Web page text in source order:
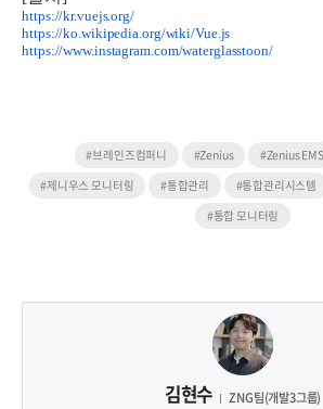
https://kr.vuejs.org/
https://ko.wikipedia.org/wiki/Vue.js
https://www.instagram.com/waterglasstoon/
#브레인즈컴퍼니 #Zenius #Zenius EMS
#제니우스 모니터링
#통합관리 #통합관리시스템
#통합 모니터링
김현수 ZNG팀(개발3그룹)